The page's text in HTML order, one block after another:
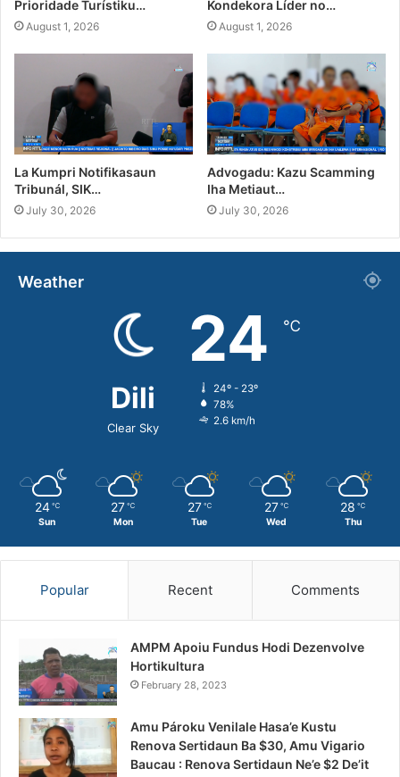
Prioridade Turístiku…
August 1, 2026
Kondekora Líder no…
August 1, 2026
La Kumpri Notifikasaun
Tribunál, SIK…
July 30, 2026
Advogadu: Kazu Scamming
Iha Metiaut…
July 30, 2026
Weather
Dili
Clear Sky
24 ℃
24º - 23º
78%
2.6 km/h
24 ℃
Sun
27 ℃
Mon
27 ℃
Tue
27 ℃
Wed
28 ℃
Thu
Popular Recent Comments
AMPM Apoiu Fundus Hodi Dezenvolve
Hortikultura
February 28, 2023
Amu Pároku Venilale Hasa’e Kustu
Renova Sertidaun Ba $30, Amu Vigario
Baucau : Renova Sertidaun Ne’e $2 De’it